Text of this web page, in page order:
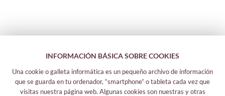
INFORMACIÓN BÁSICA SOBRE COOKIES
Una cookie o galleta informática es un pequeño archivo de información
que se guarda en tu ordenador, “smartphone” o tableta cada vez que
visitas nuestra página web. Algunas cookies son nuestras y otras